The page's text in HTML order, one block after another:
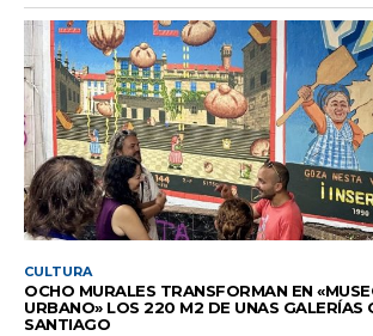
CULTURA
OCHO MURALES TRANSFORMAN EN
URBANO» LOS 220 M2 DE UNAS GALERÍAS
SANTIAGO